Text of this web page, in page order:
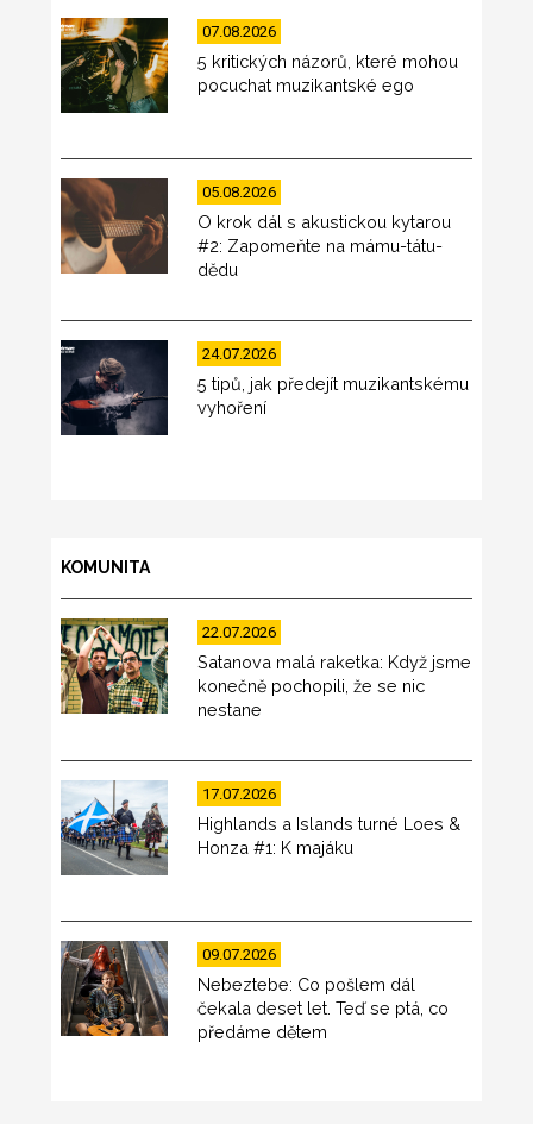
07.08.2026
5 kritických názorů, které mohou
pocuchat muzikantské ego
05.08.2026
O krok dál s akustickou kytarou
#2: Zapomeňte na mámu-tátu-
dědu
24.07.2026
5 tipů, jak předejít muzikantskému
vyhoření
KOMUNITA
22.07.2026
Satanova malá raketka: Když jsme
konečně pochopili, že se nic
nestane
17.07.2026
Highlands a Islands turné Loes &
Honza #1: K majáku
09.07.2026
Nebeztebe: Co pošlem dál
čekala deset let. Teď se ptá, co
předáme dětem